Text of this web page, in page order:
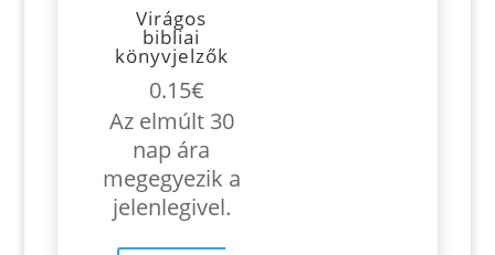
Virágos
bibliai
könyvjelzők
0.15€
Az elmúlt 30
nap ára
megegyezik a
jelenlegivel.